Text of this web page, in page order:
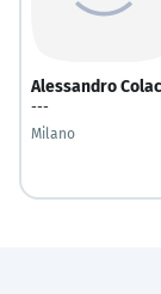
Alessandro
---
Milano